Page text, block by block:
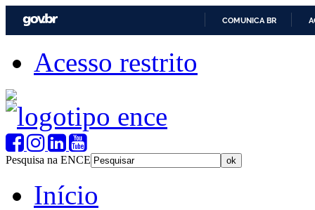
COMUNICA BR
Acesso restrito
Pesquisa na ENCE
Início